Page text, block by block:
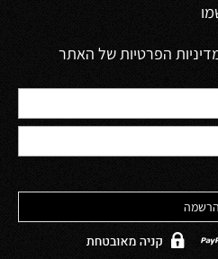
הפרטיות של האתר